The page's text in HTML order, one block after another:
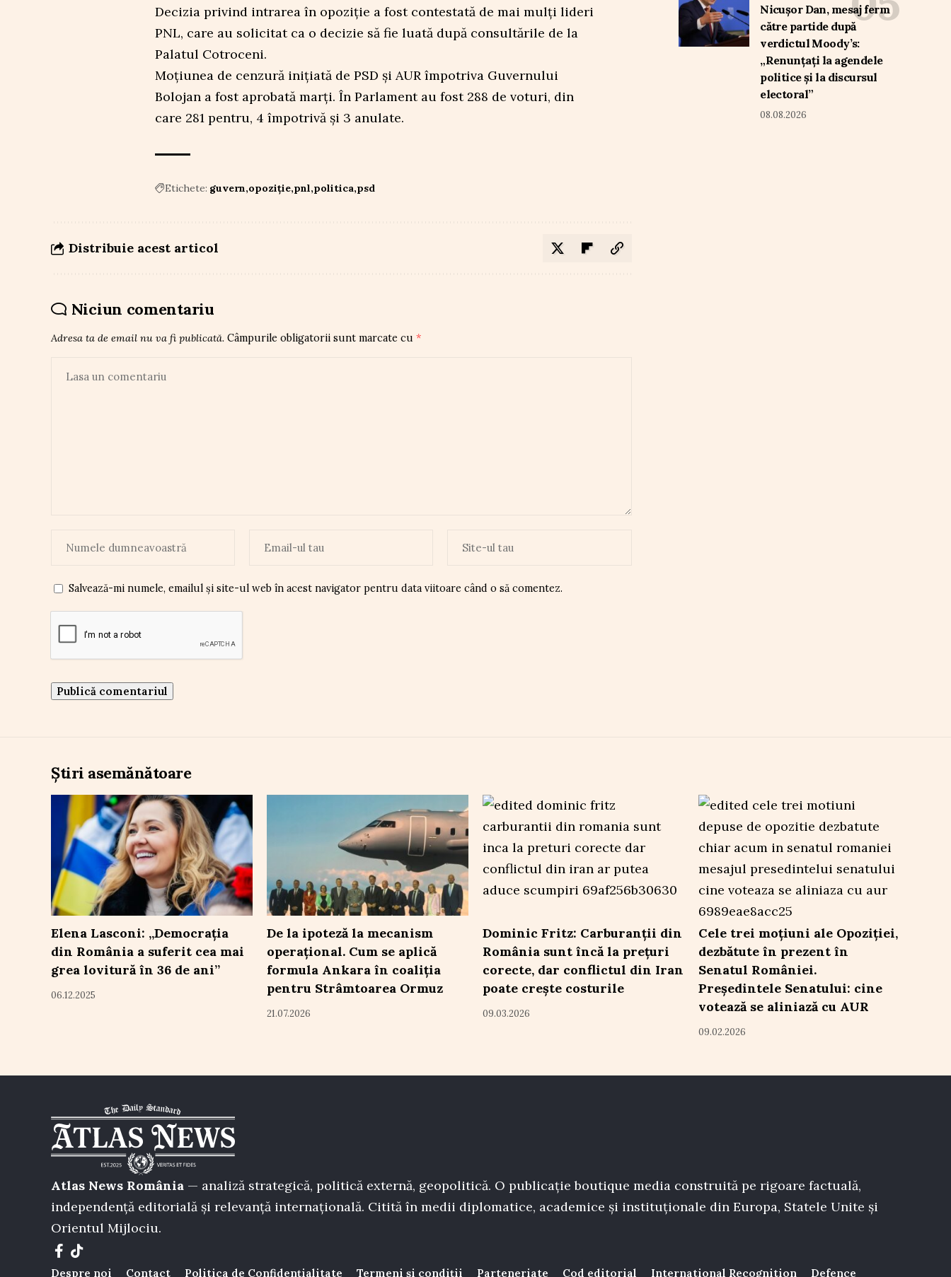
Decizia privind intrarea în opoziție a fost contestată de mai mulți lideri
PNL, care au solicitat ca o decizie să fie luată după consultările de la
Palatul Cotroceni.
Moțiunea de cenzură inițiată de PSD și AUR împotriva Guvernului
Bolojan a fost aprobată marți. În Parlament au fost 288 de voturi, din
care 281 pentru, 4 împotrivă și 3 anulate.
Etichete: guvern opoziție pnl politica psd
Distribuie acest articol
Niciun comentariu
Adresa ta de email nu va fi publicată. Câmpurile obligatorii sunt marcate cu *
Salvează-mi numele, emailul și site-ul web în acest navigator pentru data viitoare când o să comentez.
Nicușor Dan, mesaj ferm
către partide după
verdictul Moody’s:
„Renunțați la agendele
politice și la discursul
electoral”
08.08.2026
Știri asemănătoare
Elena Lasconi: „Democrația
din România a suferit cea mai
grea lovitură în 36 de ani”
06.12.2025
De la ipoteză la mecanism
operațional. Cum se aplică
formula Ankara în coaliția
pentru Strâmtoarea Ormuz
21.07.2026
Dominic Fritz: Carburanții din
România sunt încă la prețuri
corecte, dar conflictul din Iran
poate crește costurile
09.03.2026
Cele trei moțiuni ale Opoziției,
dezbătute în prezent în
Senatul României.
Președintele Senatului: cine
votează se aliniază cu AUR
09.02.2026
Atlas News România — analiză strategică, politică externă, geopolitică. O publicație boutique media construită pe rigoare factuală,
independență editorială și relevanță internațională. Citită în medii diplomatice, academice și instituționale din Europa, Statele Unite și
Orientul Mijlociu.
Despre noi Contact Politica de Confidențialitate Termeni și condiții Parteneriate Cod editorial International Recognition Defence